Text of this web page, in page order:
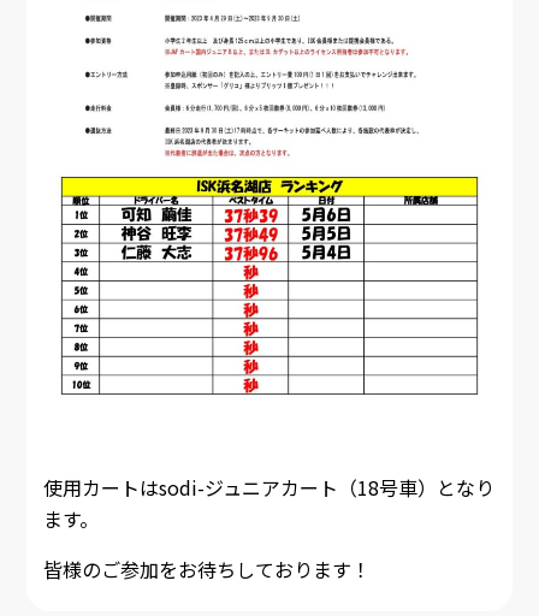
使用カートはsodi-ジュニアカート（18号車）となり
ます。
皆様のご参加をお待ちしております！